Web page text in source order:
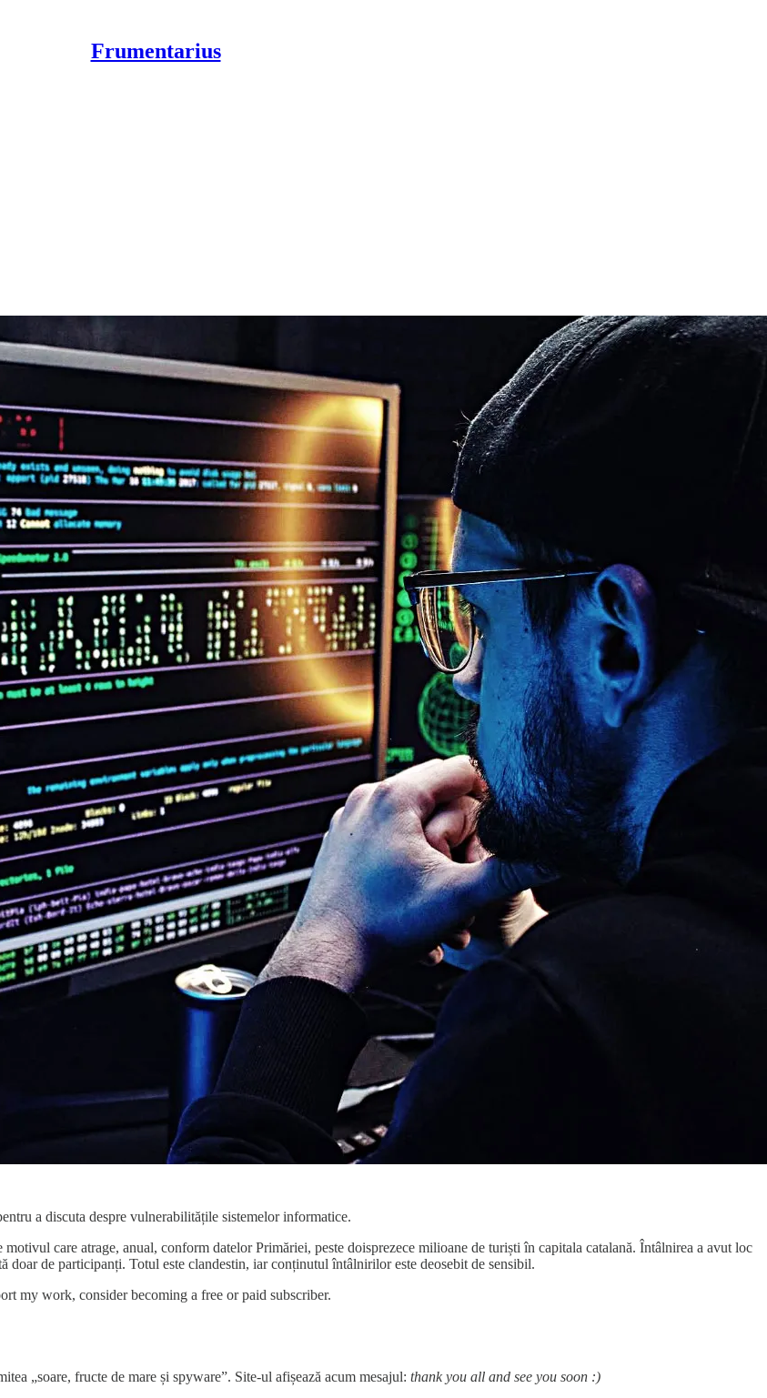
Frumentarius
a discuta despre vulnerabilitățile sistemelor informatice.
care atrage, anual, conform datelor Primăriei, peste doisprezece milioane de turiști în capitala catalană. Întâlnirea a avut loc
de participanți. Totul este clandestin, iar conținutul întâlnirilor este deosebit de sensibil.
my work, consider becoming a free or paid subscriber.
„soare, fructe de mare și spyware”. Site-ul afișează acum mesajul: thank you all and see you soon :)